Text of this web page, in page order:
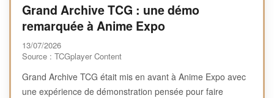
Grand Archive TCG : une démo
remarquée à Anime Expo
13/07/2026
Source : TCGplayer Content
Grand Archive TCG était mis en avant à Anime Expo avec
une expérience de démonstration pensée pour faire